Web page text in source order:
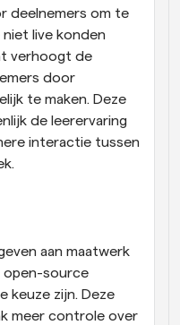
deelnemers om te
niet live konden
verhoogt de
door
te maken. Deze
de leerervaring
interactie tussen
aan maatwerk
open-source
keuze zijn. Deze
meer controle over